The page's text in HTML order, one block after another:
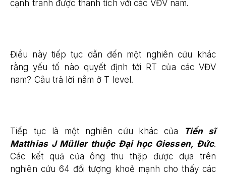
cạnh tranh được thành tích với các VĐV nam.
Điều này tiếp tục dẫn đến một nghiên cứu khác
rằng yếu tố nào quyết định tới RT của các VĐV
nam? Câu trả lời nằm ở T level.
Tiếp tục là một nghiên cứu khác của
Tiến sĩ
Matthias J Müller thuộc Đại học Giessen, Đức.
Các kết quả của ông thu thập được dựa trên
nghiên cứu 64 đối tượng khoẻ mạnh cho thấy các